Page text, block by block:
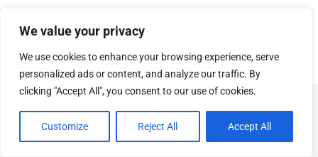
We value your privacy
We use cookies to enhance your browsing experience, serve
personalized ads or content, and analyze our traffic. By
clicking "Accept All", you consent to our use of cookies.
Customize Reject All Accept All
© CopyrightSOSUhjælp.